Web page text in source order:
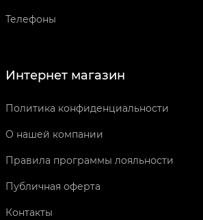
Телефоны
Интернет магазин
Политика конфиденциальности
О нашей компании
Правила программы лояльности
Публичная оферта
Контакты